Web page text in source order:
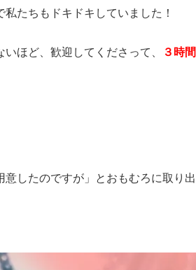
たちもドキドキしていました！
ほど、歓迎してくださって、
３時間
したのですが」とおもむろに取り出